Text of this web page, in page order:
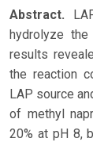
Abstract.
hydrolyze
results
the reaction
LAP source
of methyl
20% at pH 8,